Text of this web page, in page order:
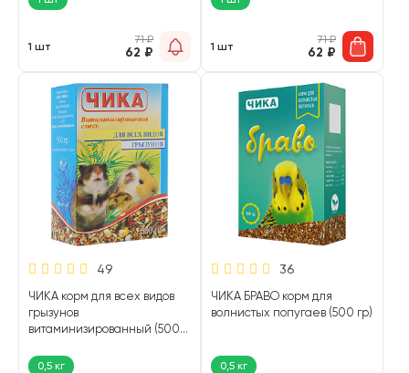
1 шт
71₽
62 ₽ 1 шт
71₽
62 ₽
49
ЧИКА корм для всех видов
грызунов
витаминизированный (500
0,5 кг
36
ЧИКА БРАВО корм для
волнистых попугаев (500 гр)
0,5 кг